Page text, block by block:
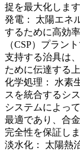
捉を最大化します
発電 ：
太陽エネ
するために高効
（CSP）プラン
支持する治具は
ために伝達する
化学処理 ：
水素
スを統合するシ
システムによっ
最適であり、合
完全性を保証しま
淡水化 ：
太陽熱